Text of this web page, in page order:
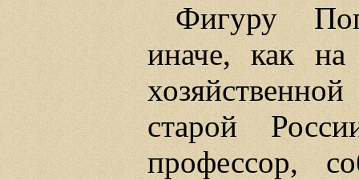
Фигуру
иначе, как на
старой
профессор,